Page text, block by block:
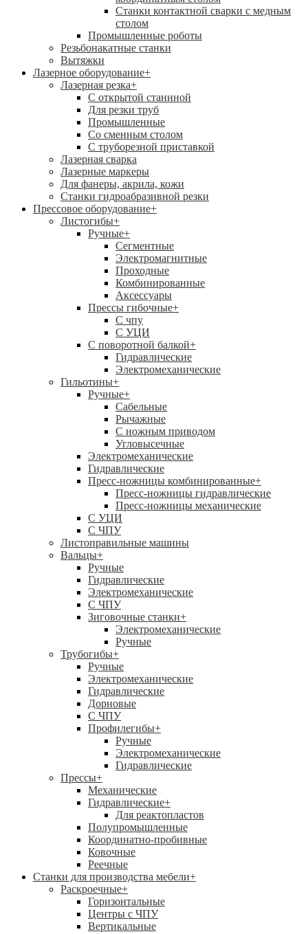
Станки контактной сварки с медным
столом
Промышленные роботы
Резьбонакатные станки
Вытяжки
Лазерное оборудование+
Лазерная резка+
С открытой станиной
Для резки труб
Промышленные
Со сменным столом
С труборезной приставкой
Лазерная сварка
Лазерные маркеры
Для фанеры, акрила, кожи
Станки гидроабразивной резки
Прессовое оборудование+
Листогибы+
Ручные+
Сегментные
Электромагнитные
Проходные
Комбинированные
Аксессуары
Прессы гибочные+
C чпу
С УЦИ
С поворотной балкой+
Гидравлические
Электромеханические
Гильотины+
Ручные+
Сабельные
Рычажные
С ножным приводом
Угловысечные
Электромеханические
Гидравлические
Пресс-ножницы комбинированные+
Пресс-ножницы гидравлические
Пресс-ножницы механические
С УЦИ
С ЧПУ
Листоправильные машины
Вальцы+
Ручные
Гидравлические
Электромеханические
С ЧПУ
Зиговочные станки+
Электромеханические
Ручные
Трубогибы+
Ручные
Электромеханические
Гидравлические
Дорновые
С ЧПУ
Профилегибы+
Ручные
Электромеханические
Гидравлические
Прессы+
Механические
Гидравлические+
Для реактопластов
Полупромышленные
Координатно-пробивные
Ковочные
Реечные
Станки для производства мебели+
Раскроечные+
Горизонтальные
Центры с ЧПУ
Вертикальные